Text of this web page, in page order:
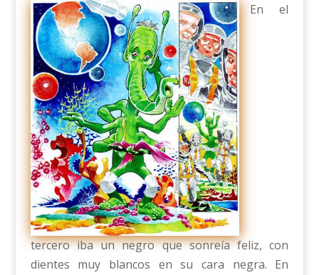
En el
tercero iba un negro que sonreía feliz, con
dientes muy blancos en su cara negra. En